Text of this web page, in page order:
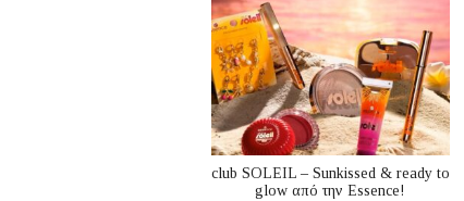
club SOLEIL – Sunkissed & ready to
glow από την Essence!